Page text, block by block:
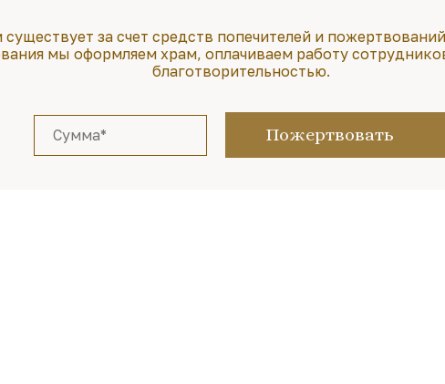
за счет средств попечителей и
мы оформляем храм, оплачиваем работу
благотворительностью.
Пожертвовать